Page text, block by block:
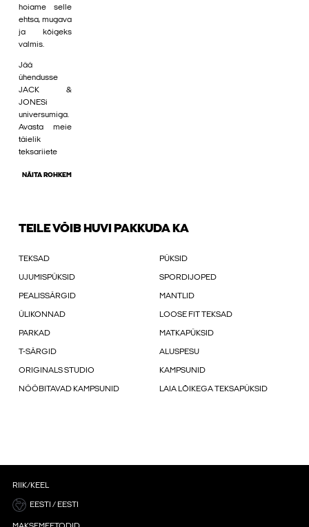
hoiame selle
ehtsa, mugava
ja kõigeks
valmis.
Jää
ühendusse
JACK &
JONESi
universumiga.
Avasta meie
täielik
teksariiete
NÄITA ROHKEM
TEILE VÕIB HUVI PAKKUDA KA
TEKSAD PÜKSID
UJUMISPÜKSID SPORDIJOPED
PEALISSÄRGID MANTLID
ÜLIKONNAD LOOSE FIT TEKSAD
PARKAD MATKAPÜKSID
T-SÄRGID ALUSPESU
ORIGINALS STUDIO KAMPSUNID
NÖÖBITAVAD KAMPSUNID LAIA LÕIKEGA TEKSAPÜKSID
RIIK/KEEL
EESTI / EESTI